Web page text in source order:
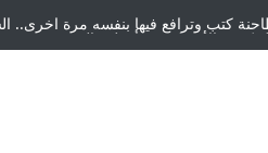
كتب وترافع فيها بنفسه مرة اخرى.. الشيخ
الأمريكية ، فأعطوه الجنسية عن يد وهم
صاغرون،